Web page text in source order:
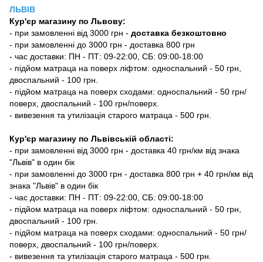
ЛЬВІВ
Кур'єр магазину по Львову:
- при замовленні від 3000 грн - доставка безкоштовно
- при замовленні до 3000 грн - доставка 800 грн
- час доставки: ПН - ПТ: 09-22:00, СБ: 09:00-18:00
- підйом матраца на поверх ліфтом: односпальний - 50 грн,
двоспальний - 100 грн.
- підйом матраца на поверх сходами: односпальний - 50 грн/
поверх, двоспальний - 100 грн/поверх.
- вивезення та утилізація старого матраца - 500 грн.
Кур'єр магазину по Львівській області:
- при замовленні від 3000 грн - доставка 40 грн/км від знака
"Львів" в один бік
- при замовленні до 3000 грн - доставка 800 грн + 40 грн/км від
знака "Львів" в один бік
- час доставки: ПН - ПТ: 09-22:00, СБ: 09:00-18:00
- підйом матраца на поверх ліфтом: односпальний - 50 грн,
двоспальний - 100 грн.
- підйом матраца на поверх сходами: односпальний - 50 грн/
поверх, двоспальний - 100 грн/поверх.
- вивезення та утилізація старого матраца - 500 грн.